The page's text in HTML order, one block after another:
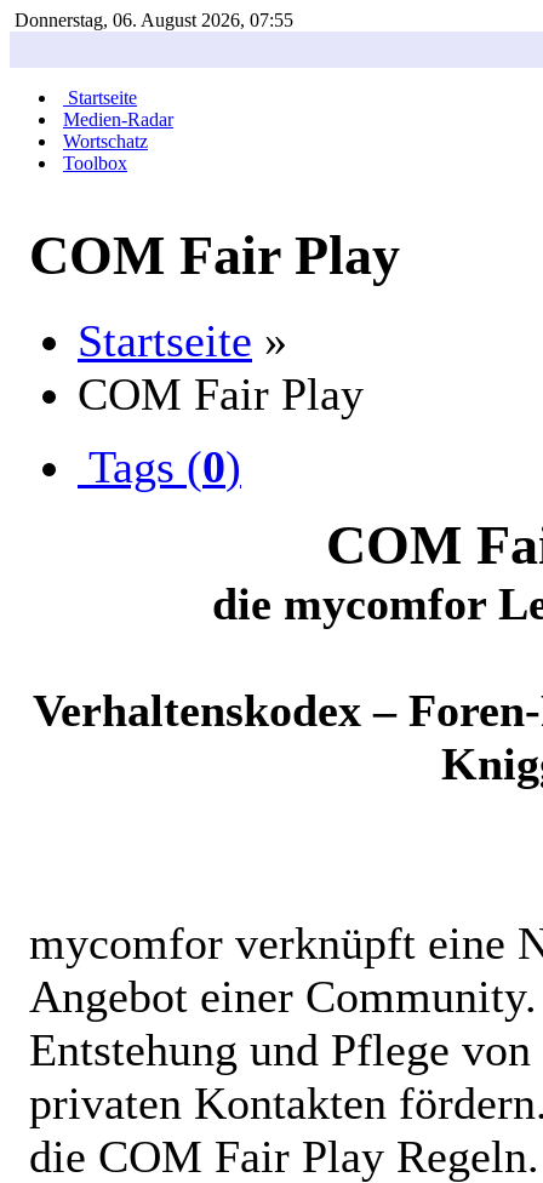
Donnerstag, 06. August 2026, 07:55
Startseite
Medien-Radar
Wortschatz
Toolbox
COM Fair Play
Startseite »
COM Fair Play
Tags (0)
COM
die mycomfor
Verhaltenskodex –
mycomfor verknüpft eine
Angebot einer
Entstehung und Pflege
privaten Kontakten
die COM Fair Play Regeln.